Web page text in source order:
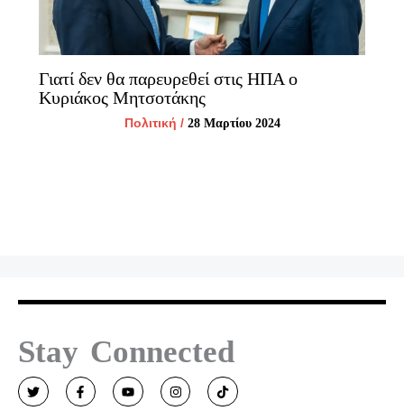
Γιατί δεν θα παρευρεθεί στις ΗΠΑ ο
Κυριάκος Μητσοτάκης
Πολιτική / 28 Μαρτίου 2024
Stay Connected
T
w
i
F
a
c
Y
o
u
I
n
s
T
i
k